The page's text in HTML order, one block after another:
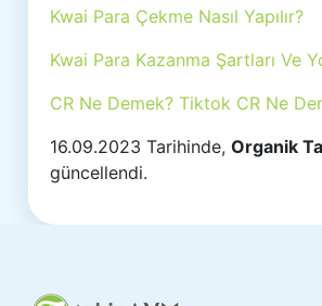
Kwai Para Çekme Nasıl Yapılır?
Kwai Para Kazanma Şartları Ve
CR Ne Demek? Tiktok CR Ne
16.09.2023 Tarihinde,Organik
güncellendi.